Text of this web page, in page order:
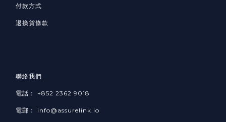
付款方式
退換貨條款
聯絡我們
電話： +852 2362 9018
電郵： info@assurelink.io